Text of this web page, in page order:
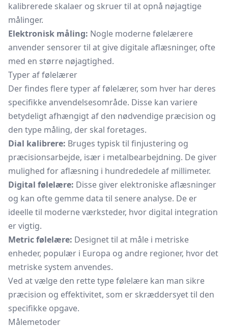
kalibrerede skalaer og skruer til at opnå nøjagtige
målinger.
Elektronisk måling: Nogle moderne følelærere
anvender sensorer til at give digitale aflæsninger, ofte
med en større nøjagtighed.
Typer af følelærer
Der findes flere typer af følelærer, som hver har deres
specifikke anvendelsesområde. Disse kan variere
betydeligt afhængigt af den nødvendige præcision og
den type måling, der skal foretages.
Dial kalibrere: Bruges typisk til finjustering og
præcisionsarbejde, især i metalbearbejdning. De giver
mulighed for aflæsning i hundrededele af millimeter.
Digital følelære: Disse giver elektroniske aflæsninger
og kan ofte gemme data til senere analyse. De er
ideelle til moderne værksteder, hvor digital integration
er vigtig.
Metric følelære: Designet til at måle i metriske
enheder, populær i Europa og andre regioner, hvor det
metriske system anvendes.
Ved at vælge den rette type følelære kan man sikre
præcision og effektivitet, som er skræddersyet til den
specifikke opgave.
Målemetoder